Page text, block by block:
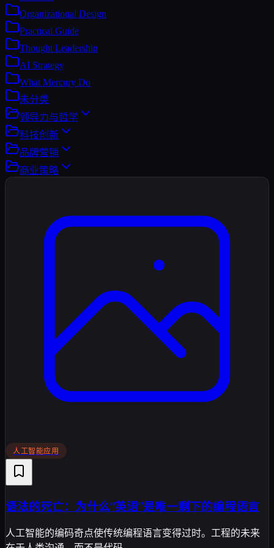
Organizational Design
Practical Guide
Thought Leadership
AI Strategy
What Mercury Do
未分类
领导力与哲学
科技创新
品牌营销
商业策略
人工智能应用
语法的死亡：为什么“英语”是唯一剩下的编程语言
人工智能的编码奇点使传统编程语言变得过时。工程的未来